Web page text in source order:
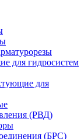
для гидросистем
для
(РВД)
(БРС)